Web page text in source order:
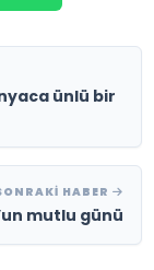
ünlü bir
HABER
mutlu günü